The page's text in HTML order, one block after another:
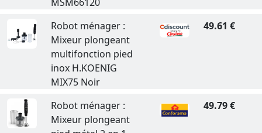
Robot ménager :
Mixeur plongeant
multifonction pied
inox H.KOENIG
MIX75 Noir
49.61 €
Robot ménager :
Mixeur plongeant
49.79 €